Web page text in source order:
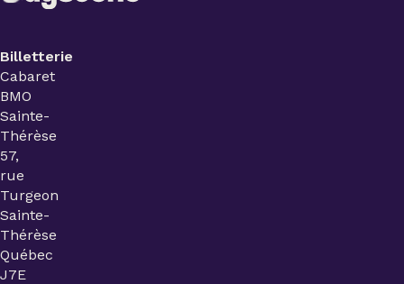
Billetterie
Cabaret
BMO
Sainte-
Thérèse
57,
rue
Turgeon
Sainte-
Thérèse
Québec
J7E